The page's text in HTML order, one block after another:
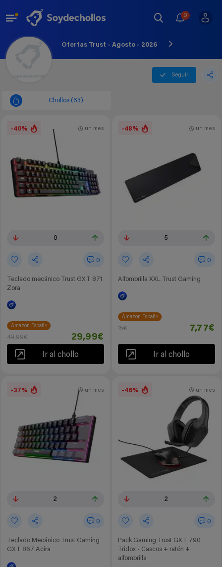
0
Ofertas Trust - Agosto - 2026
Seguir
Chollos (63)
-40%
0
0
Teclado mecánico Trust GXT 871
Zora
un mes
Amazon España
49,99€ 29,99€
Ir al chollo
-48%
5
0
Alfombrilla XXL Trust Gaming
un mes
Amazon España
15€ 7,77€
Ir al chollo
-37%
2
0
Teclado Mecánico Trust Gaming
GXT 867 Acira
un mes -46%
2
0
Pack Gaming Trust GXT 790
Tridox - Cascos + ratón +
alfombrilla
un mes